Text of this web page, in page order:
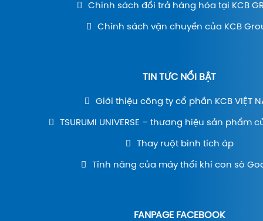
Chính sách đổi trả hàng hóa tại KCB
Chính sách vận chuyển của KCB
TIN TỨC NỔI BẬT
Giới thiệu công ty cổ phần KCB VIỆT
TSURUMI UNIVERSE – thương hiệu sản phẩm
Thay ruột bình tích áp
Tính năng của máy thổi khí con sò
FANPAGE FACEBOOK